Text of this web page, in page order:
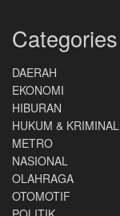
Categories
DAERAH
EKONOMI
HIBURAN
HUKUM & KRIMINAL
METRO
NASIONAL
OLAHRAGA
OTOMOTIF